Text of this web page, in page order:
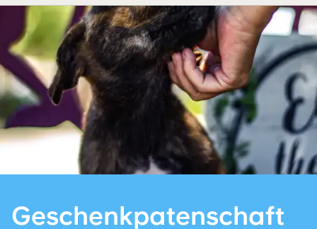
Geschenk­patenschaft